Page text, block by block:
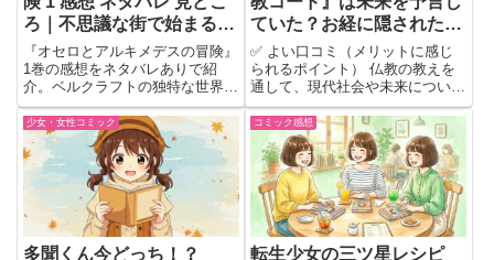
ろ｜不思議な街で始まる先
輩ねこと後輩アンドロイド
の冒険
『オセロとアルキメデスの冒険』
1巻の感想をネタバレありで紹
介。ベルクラフトの独特な世界観
やオセロとアルキメデスの掛け合
い、読後の魅力をまとめていま
す。
ていた？お経に隠されたメ
ッセージを読み解く
✅ よい口コミ（メリットに感じ
られるポイント） 仏教の教えを
通して、現代社会や未来について
の洞察が得られる内容。 お経に
秘められた「コード」を解読する
という斬新な視点が面白い。 ス
ピリチュアルや予言に興味のある
人にとって非常に読み応えがあ
る...
少女・女性コミック
多聞くん今どっち！？
コミック感想
転生少女の三ツ星レシピ